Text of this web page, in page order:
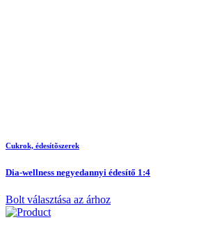
Cukrok, édesítõszerek
Dia-wellness negyedannyi édesítő 1:4
Bolt választása az árhoz